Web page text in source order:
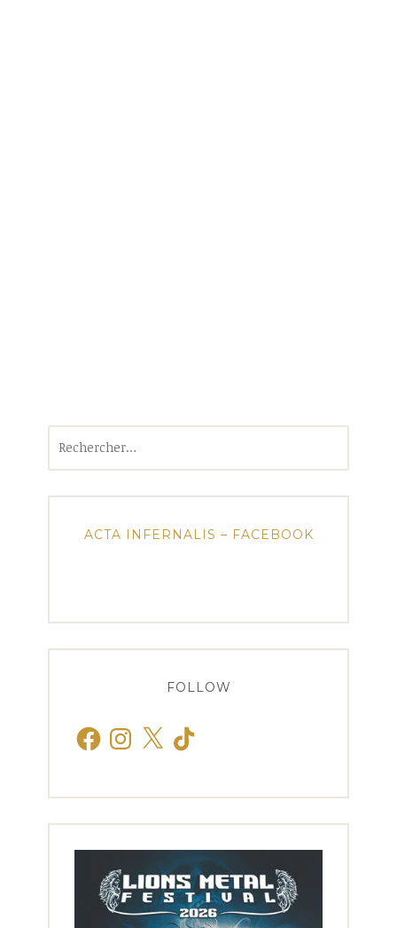
ACTA INFERNALIS – FACEBOOK
FOLLOW
FacebookInstagram
X TikTok